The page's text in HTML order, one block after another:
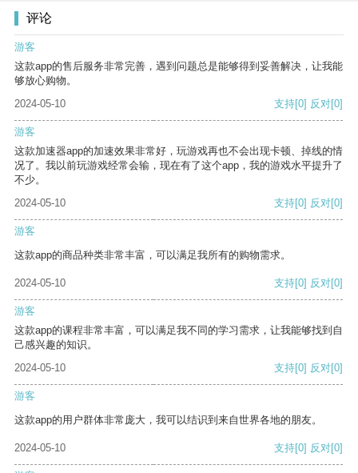
评论
游客
这款app的售后服务非常完善，遇到问题总是能够得到妥善解决，让我能
够放心购物。
2024-05-10
支持[0] 反对[0]
游客
这款加速器app的加速效果非常好，玩游戏再也不会出现卡顿、掉线的情
况了。我以前玩游戏经常会输，现在有了这个app，我的游戏水平提升了
不少。
2024-05-10
支持[0] 反对[0]
游客
这款app的商品种类非常丰富，可以满足我所有的购物需求。
2024-05-10 支持[0] 反对[0]
游客
这款app的课程非常丰富，可以满足我不同的学习需求，让我能够找到自
己感兴趣的知识。
2024-05-10
支持[0] 反对[0]
游客
这款app的用户群体非常庞大，我可以结识到来自世界各地的朋友。
2024-05-10 支持[0] 反对[0]